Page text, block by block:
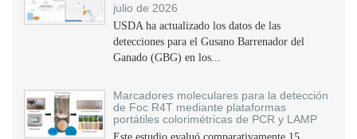
julio de 2026
USDA ha actualizado los datos de las
detecciones para el Gusano Barrenador del
Ganado (GBG) en los...
Marcadores moleculares para la detección
de Foc R4T mediante plataformas
portátiles colorimétricas de PCR y LAMP